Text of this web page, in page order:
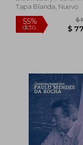
45%
Tapa Blanda, Nuevo